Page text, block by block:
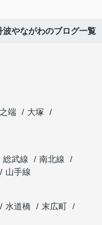
波やながわのブログ一覧
端
大塚
総武線
南北線
山手線
水道橋
末広町